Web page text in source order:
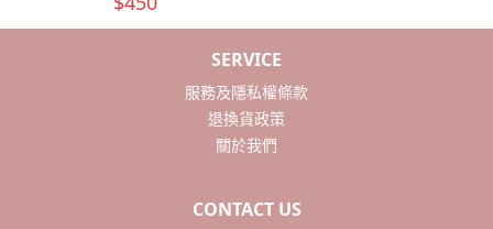
SERVICE
服務及隱私權條款
退換貨政策
關於我們
CONTACT US